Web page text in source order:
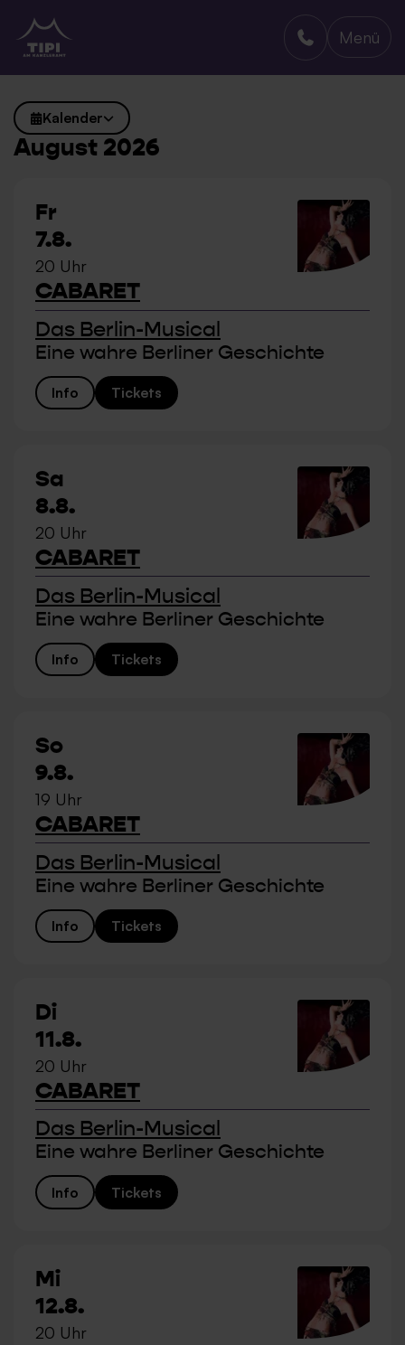
TIPI AM KANZLERAMT
Menü
Kalender
August 2026
Fr
7.8.
20 Uhr
CABARET
Das Berlin-Musical
Eine wahre Berliner Geschichte
Info Tickets
Sa
8.8.
20 Uhr
CABARET
Das Berlin-Musical
Eine wahre Berliner Geschichte
Info Tickets
So
9.8.
19 Uhr
CABARET
Das Berlin-Musical
Eine wahre Berliner Geschichte
Info Tickets
Di
11.8.
20 Uhr
CABARET
Das Berlin-Musical
Eine wahre Berliner Geschichte
Info Tickets
Mi
12.8.
20 Uhr